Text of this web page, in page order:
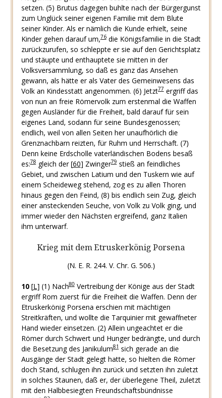
setzen. (5) Brutus dagegen buhlte nach der Bürgergunst
zum Unglück seiner eigenen Familie mit dem Blute
seiner Kinder. Als er nämlich die Kunde erhielt, seine
Kinder gehen darauf um,76die Königsfamilie in die Stadt
zurückzurufen, so schleppte er sie auf den Gerichtsplatz
und stäupte und enthauptete sie mitten in der
Volksversammlung, so daß es ganz das Ansehen
gewann, als hätte er als Vater des Gemeinwesens das
Volk an Kindesstatt angenommen. (6) Jetzt77ergriff das
von nun an freie Römervolk zum erstenmal die Waffen
gegen Ausländer für die Freiheit, bald darauf für sein
eigenes Land, sodann für seine Bundesgenossen;
endlich, weil von allen Seiten her unaufhörlich die
Grenznachbarn reizten, für Ruhm und Herrschaft. (7)
Denn keine Erdscholle vaterländischen Bodens besaß
es:78gleich der[60] Zwinger79stieß an feindliches
Gebiet, und zwischen Latium und den Tuskern wie auf
einem Scheideweg stehend, zog es zu allen Thoren
hinaus gegen den Feind, (8) bis endlich sein Zug, gleich
einer ansteckenden Seuche, von Volk zu Volk ging, und
immer wieder den Nächsten ergreifend, ganz Italien
ihm unterwarf.
Krieg mit dem Etruskerkönig Porsena
(N. E. R. 244. V. Chr. G. 506.)
10 [L] (1) Nach80Vertreibung der Könige aus der Stadt
ergriff Rom zuerst für die Freiheit die Waffen. Denn der
Etruskerkönig Porsena erschien mit mächtigen
Streitkräften, und wollte die Tarquinier mit gewaffneter
Hand wieder einsetzen. (2) Allein ungeachtet er die
Römer durch Schwert und Hunger bedrängte, und durch
die Besetzung des Janikulum81sich gerade an die
Ausgänge der Stadt gelegt hatte, so hielten die Römer
doch Stand, schlugen ihn zurück und setzten ihn zuletzt
in solches Staunen, daß er, der überlegene Theil, zuletzt
mit den Halbbesiegten Freundschaftsbündnisse